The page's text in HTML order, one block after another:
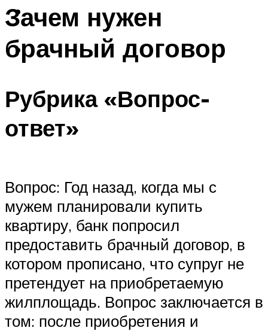
ФИТНЕС
МЕНЮ
Зачем нужен
брачный договор
Рубрика «Вопрос-
ответ»
Вопрос: Год назад, когда мы с
мужем планировали купить
квартиру, банк попросил
предоставить брачный договор, в
котором прописано, что супруг не
претендует на приобретаемую
жилплощадь. Вопрос заключается в
том: после приобретения и